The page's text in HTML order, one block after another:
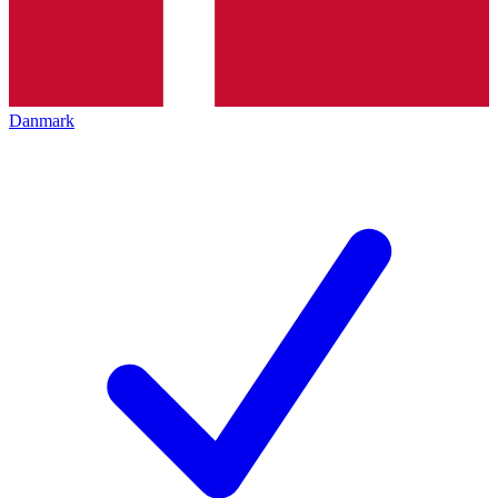
Danmark